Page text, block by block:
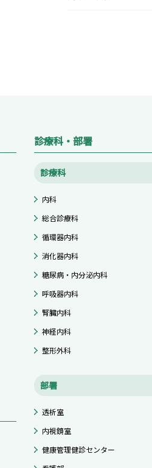
診療科・部署
診療科
内科
総合診療科
循環器内科
消化器内科
糖尿病・内分泌内科
呼吸器内科
腎臓内科
神経内科
整形外科
部署
透析室
内視鏡室
健康管理健診センター